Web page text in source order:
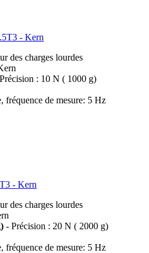
- Kern
des charges lourdes
: 10 N ( 1000 g)
fréquence de mesure: 5 Hz
- Kern
des charges lourdes
- Précision : 20 N ( 2000 g)
fréquence de mesure: 5 Hz